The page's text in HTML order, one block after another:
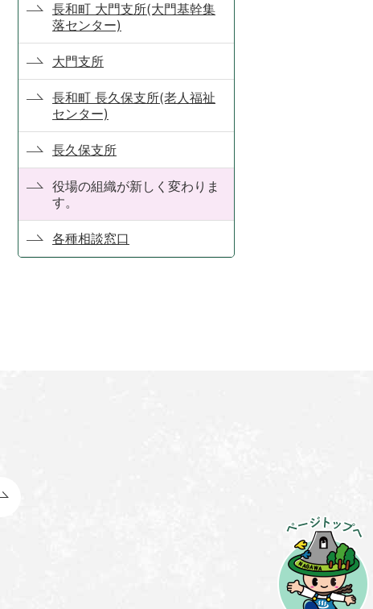
長和町 大門支所(大門基幹集
落センター)
大門支所
長和町 長久保支所(老人福祉
センター)
長久保支所
役場の組織が新しく変わりま
す。
各種相談窓口
ペ
ジ
ト